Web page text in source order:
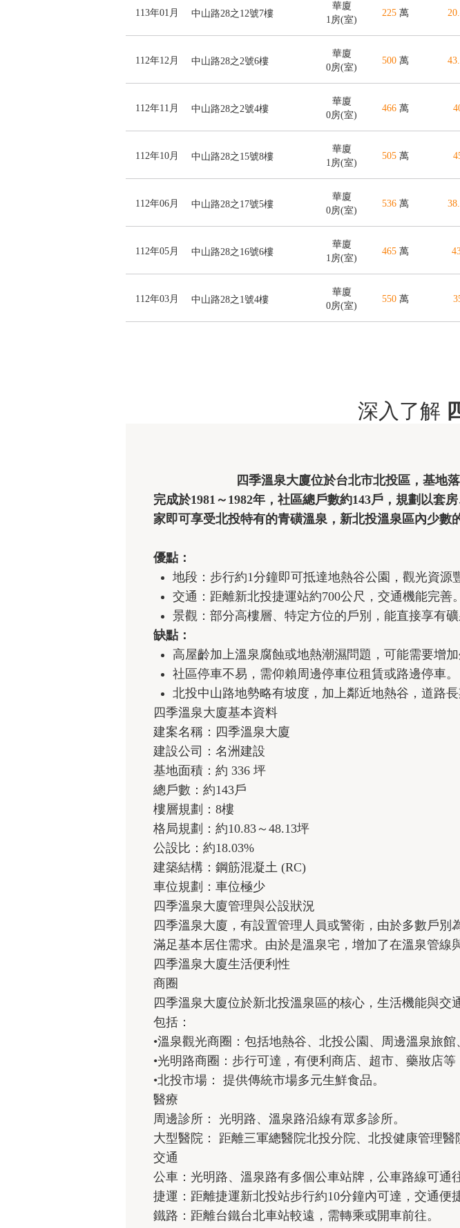
113年01月 中山路28之12號7樓
華廈
1房(室)
225萬
112年12月 中山路28之2號6樓
華廈
0房(室)
500萬
112年11月 中山路28之2號4樓
華廈
0房(室)
466萬
112年10月 中山路28之15號8樓
華廈
1房(室)
505萬
112年06月 中山路28之17號5樓
華廈
0房(室)
536萬
112年05月 中山路28之16號6樓
華廈
1房(室)
465萬
112年03月 中山路28之1號4樓
華廈
0房(室)
550萬
深入了解
完成於1981～1982年，社區總戶數約143戶，規劃以套
家即可享受北投特有的青磺溫泉，新北投溫泉區內少數
優點：
地段：步行約1分鐘即可抵達地熱谷公園，觀光資源
交通：距離新北投捷運站約700公尺，交通機能完善。
景觀：部分高樓層、特定方位的戶別，能直接享有
缺點：
高屋齡加上溫泉腐蝕或地熱潮濕問題，可能需要增
社區停車不易，需仰賴周邊停車位租賃或路邊停車。
北投中山路地勢略有坡度，加上鄰近地熱谷，道路
四季溫泉大廈基本資料
建案名稱：四季溫泉大廈
建設公司：名洲建設
基地面積：約 336 坪
總戶數：約143戶
樓層規劃：8樓
格局規劃：約10.83～48.13坪
公設比：約18.03%
建築結構：鋼筋混凝土 (RC)
車位規劃：車位極少
四季溫泉大廈管理與公設狀況
四季溫泉大廈，有設置管理人員或警衛，由於多數戶
滿足基本居住需求。由於是溫泉宅，增加了在溫泉管線
四季溫泉大廈生活便利性
商圈
四季溫泉大廈位於新北投溫泉區的核心，生活機能與交
包括：
•溫泉觀光商圈：包括地熱谷、北投公園、周邊溫泉旅
•光明路商圈：步行可達，有便利商店、超市、藥妝店等
•北投市場： 提供傳統市場多元生鮮食品。
醫療
周邊診所： 光明路、溫泉路沿線有眾多診所。
大型醫院： 距離三軍總醫院北投分院、北投健康管理醫
交通
公車：光明路、溫泉路有多個公車站牌，公車路線可通
捷運：距離捷運新北投站步行約10分鐘內可達，交通便
鐵路：距離台鐵台北車站較遠，需轉乘或開車前往。